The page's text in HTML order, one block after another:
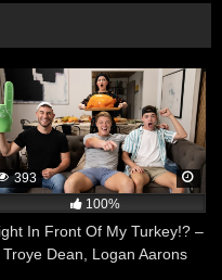
393
100%
In Front Of My Turkey!? –
Troye Dean, Logan Aarons